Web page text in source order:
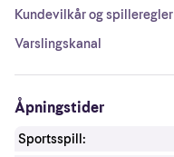
Kundevilkår og spilleregler
Varslingskanal
Åpningstider
Sportsspill: